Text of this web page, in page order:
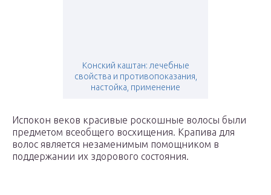
Конский каштан: лечебные
свойства и противопоказания,
настойка, применение
Испокон веков красивые роскошные волосы были
предметом всеобщего восхищения. Крапива для
волос является незаменимым помощником в
поддержании их здорового состояния.